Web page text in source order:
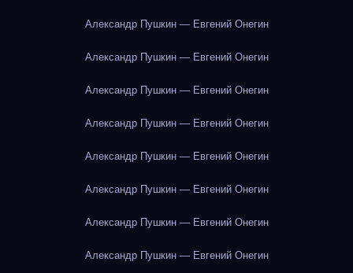
Александр Пушкин — Евгений Онегин
Александр Пушкин — Евгений Онегин
Александр Пушкин — Евгений Онегин
Александр Пушкин — Евгений Онегин
Александр Пушкин — Евгений Онегин
Александр Пушкин — Евгений Онегин
Александр Пушкин — Евгений Онегин
Александр Пушкин — Евгений Онегин